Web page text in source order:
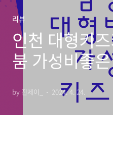
리뷰
인천 대형키
붐 가성비좋
by 진제이_ 2024. 4. 24.